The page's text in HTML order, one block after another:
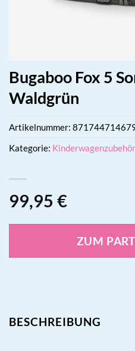
Bugaboo Fox 5
Waldgrün
99,95 €
ZUM
Artikelnummer:
Kategorie: Kinderwagenzubehör
BESCHREIBUNG